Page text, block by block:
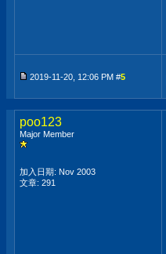
2019-11-20, 12:06 PM #5
poo123
Major Member
加入日期: Nov 2003
文章: 291